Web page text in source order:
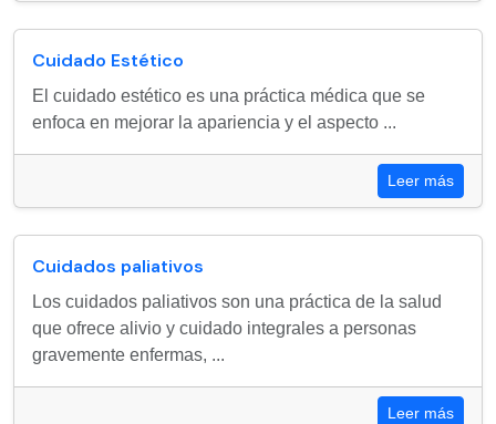
Cuidado Estético
El cuidado estético es una práctica médica que se
enfoca en mejorar la apariencia y el aspecto ...
Leer más
Cuidados paliativos
Los cuidados paliativos son una práctica de la salud
que ofrece alivio y cuidado integrales a personas
gravemente enfermas, ...
Leer más